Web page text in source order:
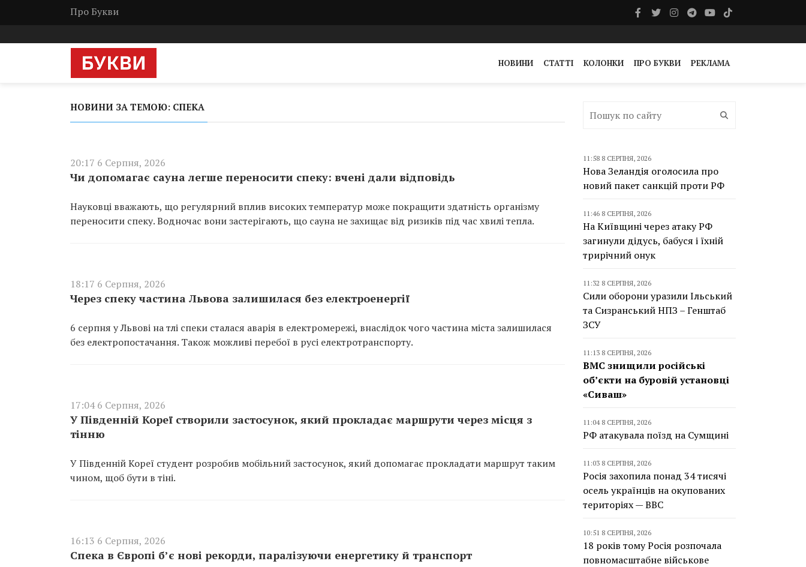
Про Букви
НОВИНИ СТАТТІ КОЛОНКИ ПРО БУКВИ РЕКЛАМА
НОВИНИ ЗА ТЕМОЮ: СПЕКА
20:17 6 Серпня, 2026
Чи допомагає сауна легше переносити спеку: вчені дали відповідь
Науковці вважають, що регулярний вплив високих температур може покращити здатність організму
переносити спеку. Водночас вони застерігають, що сауна не захищає від ризиків під час хвилі тепла.
18:17 6 Серпня, 2026
Через спеку частина Львова залишилася без електроенергії
6 серпня у Львові на тлі спеки сталася аварія в електромережі, внаслідок чого частина міста залишилася
без електропостачання. Також можливі перебої в русі електротранспорту.
17:04 6 Серпня, 2026
У Південній Кореї створили застосунок, який прокладає маршрути через місця з
тінню
У Південній Кореї студент розробив мобільний застосунок, який допомагає прокладати маршрут таким
чином, щоб бути в тіні.
16:13 6 Серпня, 2026
Спека в Європі б’є нові рекорди, паралізуючи енергетику й транспорт
11:58 8 СЕРПНЯ, 2026
Нова Зеландія оголосила про
новий пакет санкцій проти РФ
11:46 8 СЕРПНЯ, 2026
На Київщині через атаку РФ
загинули дідусь, бабуся і їхній
трирічний онук
11:32 8 СЕРПНЯ, 2026
Сили оборони уразили Ільський
та Сизранський НПЗ – Генштаб
ЗСУ
11:13 8 СЕРПНЯ, 2026
ВМС знищили російські
об’єкти на буровій установці
«Сиваш»
11:04 8 СЕРПНЯ, 2026
РФ атакувала поїзд на Сумщині
11:03 8 СЕРПНЯ, 2026
Росія захопила понад 34 тисячі
осель українців на окупованих
територіях — BBC
10:51 8 СЕРПНЯ, 2026
18 років тому Росія розпочала
повномасштабне військове